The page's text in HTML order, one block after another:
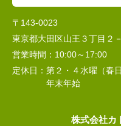
〒143-0023
東京都大田区山王３丁目２
営業時間： 10:00～17:00
定休日： 第２・４水曜（春
年末年始
株式会社カ